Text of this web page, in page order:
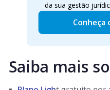
da sua gestão
Conheça
Saiba mais